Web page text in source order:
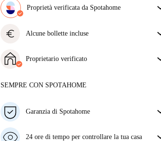
Proprietà verificata da Spotahome
ottieni esattamente ciò che vedi nell'annuncio.
euro Alcune bollette incluse
descrizione dell'annuncio per vedere quali utenze
sono comprese nel canone e quali dovrai pagare a
Proprietario verificato
Maggiori informazioni su questo locatore
SEMPRE CON SPOTAHOME
Garanzia di Spotahome
con breve preavviso, noi A) ti pagheremo un hotel e
24 ore di tempo per controllare la tua casa